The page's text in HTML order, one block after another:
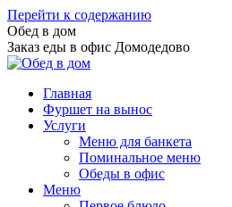
Перейти к содержанию
Обед в дом
Заказ еды в офис Домодедово
Главная
Фуршет на вынос
Услуги
Меню для банкета
Поминальное меню
Обеды в офис
Меню